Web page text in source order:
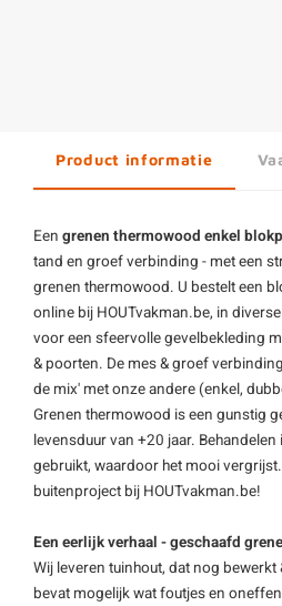
Product informatie
Een grenen thermowood enkel
tand en groef verbinding - met een
grenen thermowood. U bestelt een
online bij HOUTvakman.be, in
voor een sfeervolle gevelbekleding
& poorten. De mes & groef
de mix' met onze andere (enkel,
Grenen thermowood is een gunstig
levensduur van +20 jaar.
gebruikt, waardoor het mooi
buitenproject bij HOUTvakman.be!
Een eerlijk verhaal - geschaafd
Wij leveren tuinhout, dat nog
bevat mogelijk wat foutjes en